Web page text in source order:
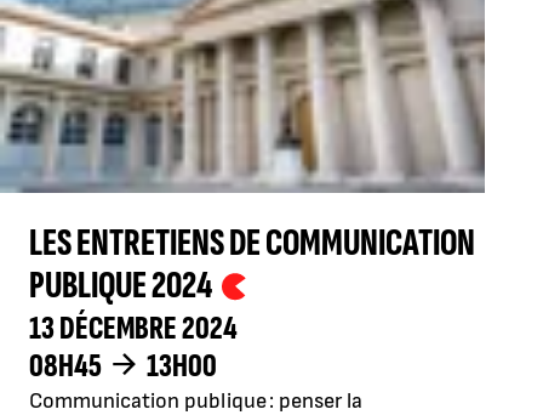
LES ENTRETIENS DE COMMUNICATION
PUBLIQUE 2024
13 DÉCEMBRE 2024
08H45
13H00
Communication publique : penser la